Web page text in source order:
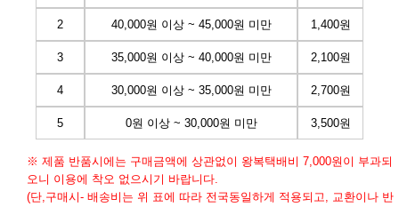
2 40,000원 이상 ~ 45,000원 미만 1,400원
3 35,000원 이상 ~ 40,000원 미만 2,100원
4 30,000원 이상 ~ 35,000원 미만 2,700원
5 0원 이상 ~ 30,000원 미만 3,500원
※ 제품 반품시에는 구매금액에 상관없이 왕복택배비 7,000원이 부과되
오니 이용에 착오 없으시기 바랍니다.
(단,구매시- 배송비는 위 표에 따라 전국동일하게 적용되고, 교환이나 반